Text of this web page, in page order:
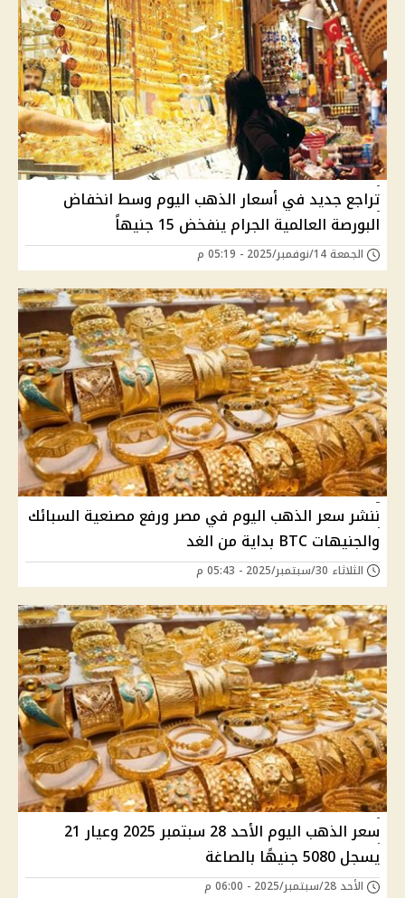
تراجع جديد في أسعار الذهب اليوم وسط انخفاض
البورصة العالمية الجرام ينفخض 15 جنيهاً
الجمعة 14/نوفمبر/2025 - 05:19 م
ننشر سعر الذهب اليوم في مصر ورفع مصنعية السبائك
والجنيهات BTC بداية من الغد
الثلاثاء 30/سبتمبر/2025 - 05:43 م
سعر الذهب اليوم الأحد 28 سبتمبر 2025 وعيار 21
يسجل 5080 جنيهًا بالصاغة
الأحد 28/سبتمبر/2025 - 06:00 م